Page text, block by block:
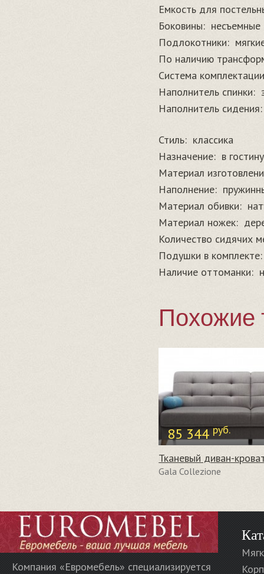
Емкость для
Боковины: несъемные
Подлокотники:
По наличию
Система
Наполнитель спинки:
Наполнитель сидения:
Стиль: классика
Назначение: в
Материал
Наполнение:
Материал обивки:
Материал ножек:
Количество сидячих
Подушки в комплекте:
Наличие оттоманки:
Похожие
85 344руб.
Gala Collezione
Компания «Евромебель» специализируется